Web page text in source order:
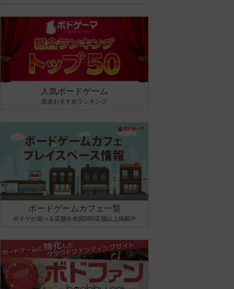
人気ボードゲーム
総合おすすめランキング
ボードゲームカフェ一覧
ボドゲが遊べる店舗を全国500店舗以上掲載中